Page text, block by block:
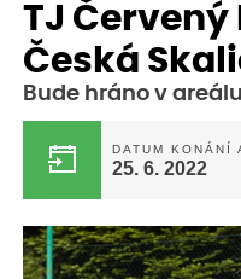
TJ Červený
Česká
Bude hráno v
DATUM KONÁNÍ
25. 6. 2022